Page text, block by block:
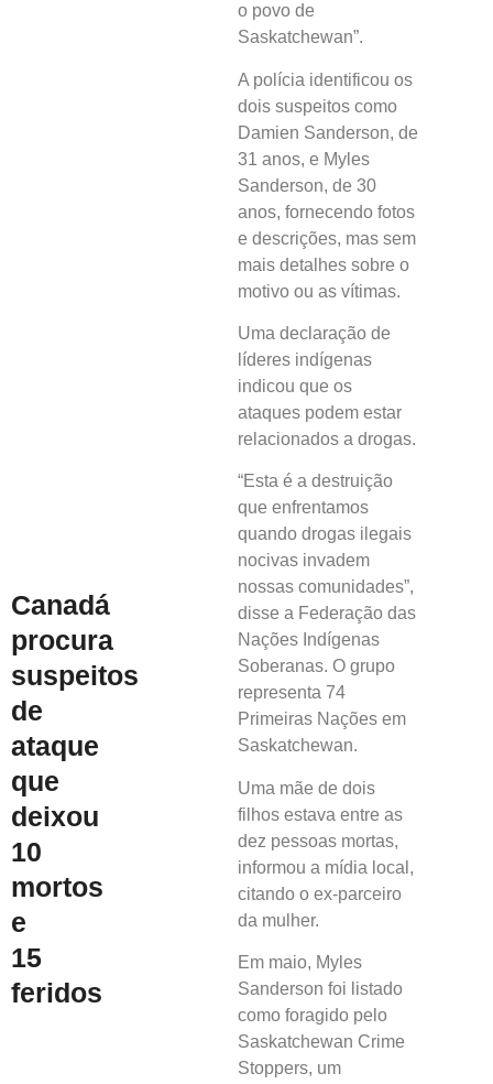
Canadá
procura
suspeitos
de
ataque
que
deixou
10
mortos
e
15
feridos
o povo de
Saskatchewan”.
A polícia identificou os
dois suspeitos como
Damien Sanderson, de
31 anos, e Myles
Sanderson, de 30
anos, fornecendo fotos
e descrições, mas sem
mais detalhes sobre o
motivo ou as vítimas.
Uma declaração de
líderes indígenas
indicou que os
ataques podem estar
relacionados a drogas.
“Esta é a destruição
que enfrentamos
quando drogas ilegais
nocivas invadem
nossas comunidades”,
disse a Federação das
Nações Indígenas
Soberanas. O grupo
representa 74
Primeiras Nações em
Saskatchewan.
Uma mãe de dois
filhos estava entre as
dez pessoas mortas,
informou a mídia local,
citando o ex-parceiro
da mulher.
Em maio, Myles
Sanderson foi listado
como foragido pelo
Saskatchewan Crime
Stoppers, um